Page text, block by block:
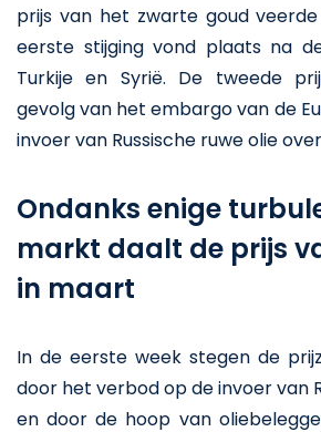
prijs van het zwarte goud
eerste stijging vond plaats na
Turkije en Syrië. De tweede
gevolg van het embargo van de
invoer van Russische ruwe olie
Ondanks enige
markt daalt de prijs
in maart
In de eerste week stegen de
door het verbod op de invoer van
en door de hoop van